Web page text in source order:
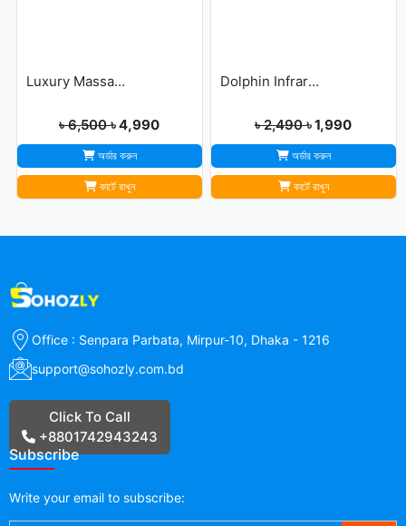
Luxury Massage Mat
৳ 6,500৳ 4,990
অর্ডার করুন
কার্টে রাখুন
Dolphin Infrared Body Massager
৳ 2,490৳ 1,990
অর্ডার করুন
কার্টে রাখুন
Office : Senpara Parbata, Mirpur-10, Dhaka - 1216
support@sohozly.com.bd
Click To Call
+8801742943243
Subscribe
Write your email to subscribe: